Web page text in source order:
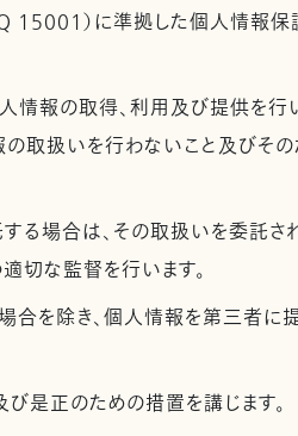
15001）に準拠した個人情報保
報の取得、利用及び提供を行
取扱いを行わないこと及びその
る場合は、その取扱いを委託
切な監督を行います。
を除き、個人情報を第三者に
是正のための措置を講じます。